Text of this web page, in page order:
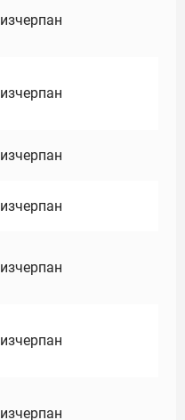
изчерпан
изчерпан
изчерпан
изчерпан
изчерпан
изчерпан
изчерпан